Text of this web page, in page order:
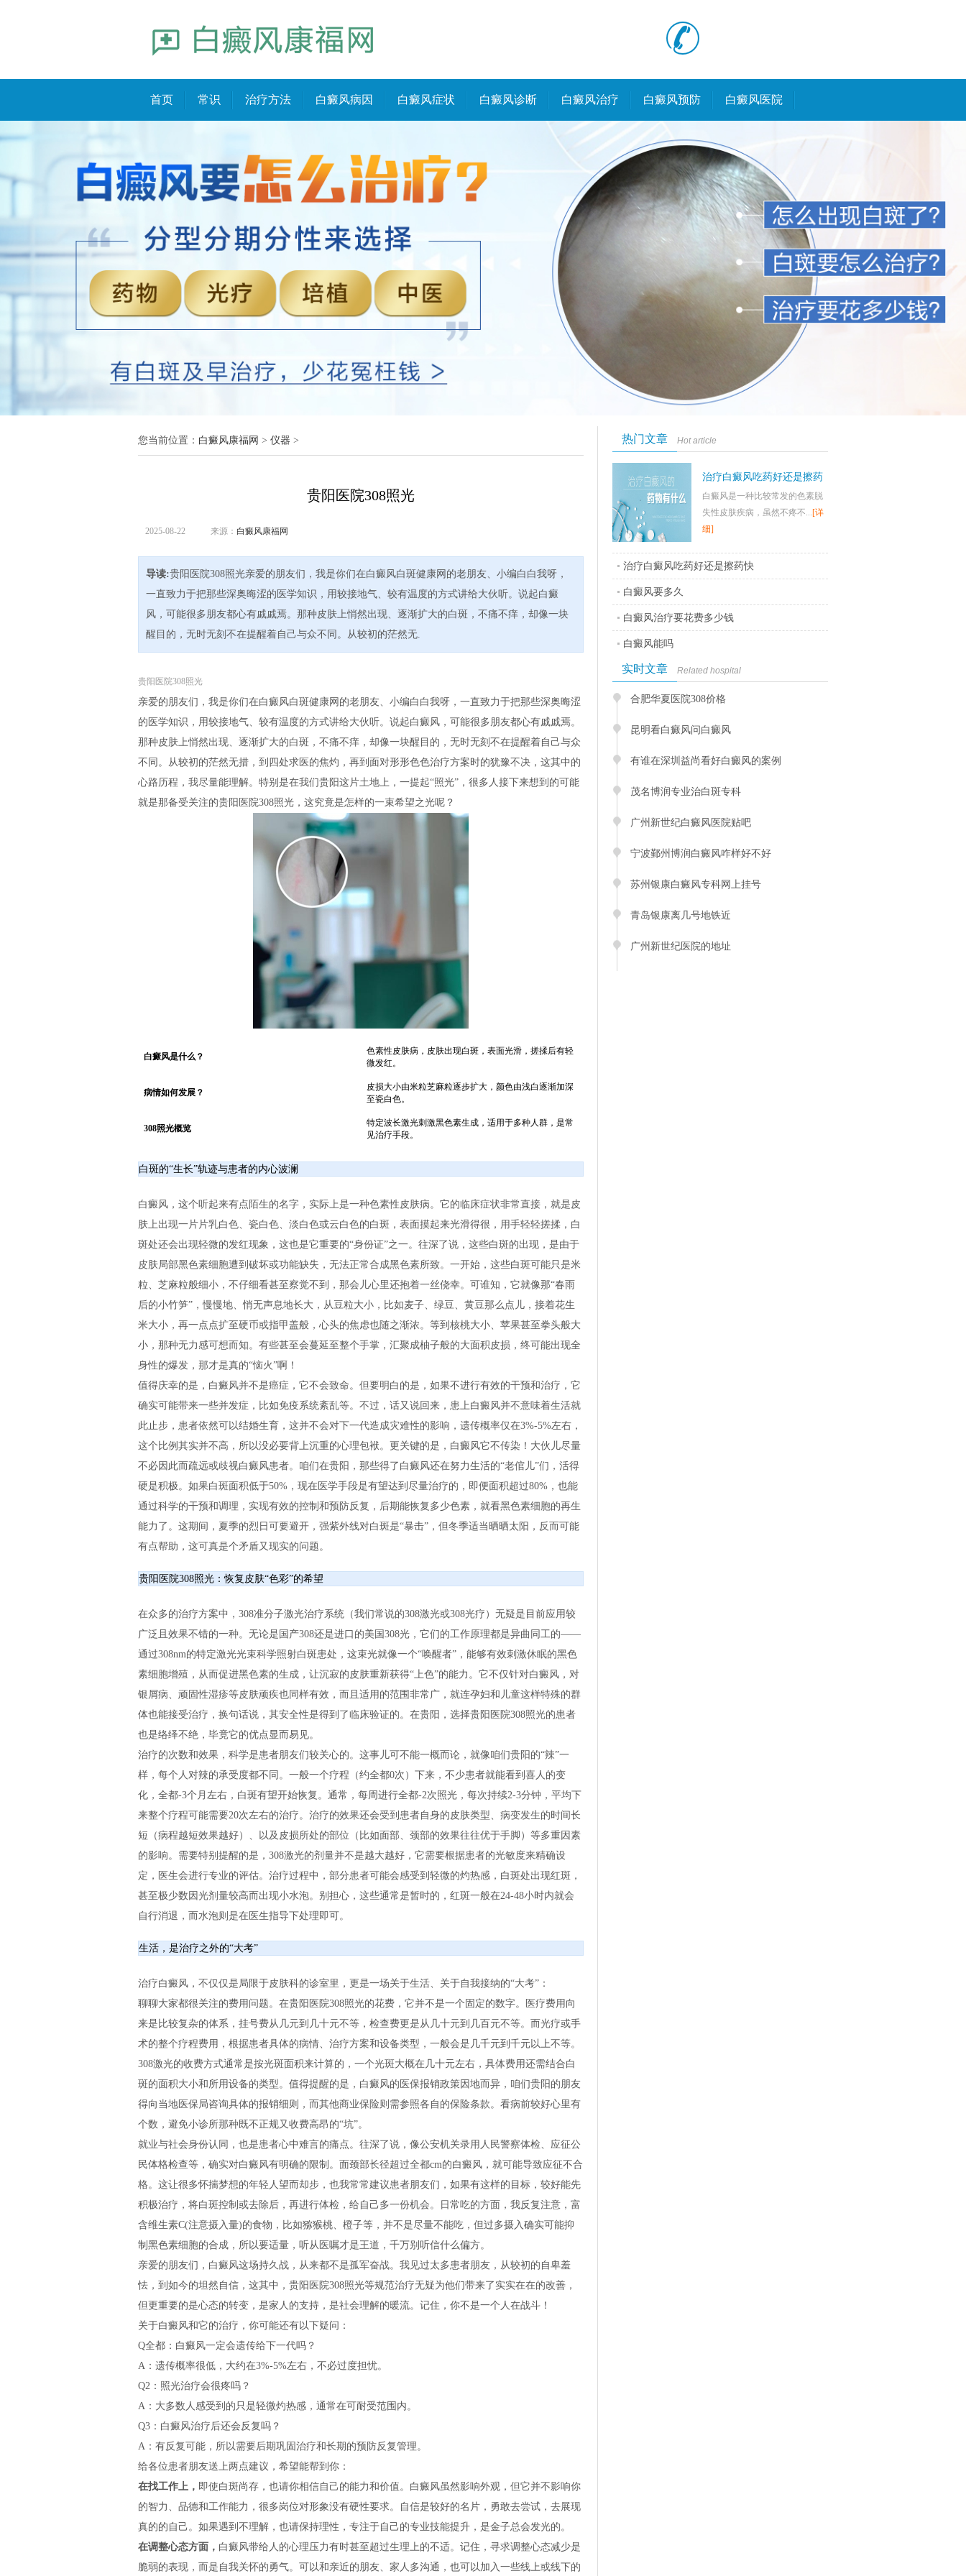
首页 常识 治疗方法 白癜风病因 白癜风症状 白癜风诊断 白癜风治疗 白癜风预防 白癜风医院
您当前位置： 白癜风康福网 > 仪器 >
贵阳医院308照光
2025-08-22 来源： 白癜风康福网
导读:贵阳医院308照光亲爱的朋友们，我是你们在白癜风白斑健康网的老朋友、小编白白我呀，
一直致力于把那些深奥晦涩的医学知识，用较接地气、较有温度的方式讲给大伙听。说起白癜
风，可能很多朋友都心有戚戚焉。那种皮肤上悄然出现、逐渐扩大的白斑，不痛不痒，却像一块
醒目的，无时无刻不在提醒着自己与众不同。从较初的茫然无.
贵阳医院308照光
亲爱的朋友们，我是你们在白癜风白斑健康网的老朋友、小编白白我呀，一直致力于把那些深奥晦涩
的医学知识，用较接地气、较有温度的方式讲给大伙听。说起白癜风，可能很多朋友都心有戚戚焉。
那种皮肤上悄然出现、逐渐扩大的白斑，不痛不痒，却像一块醒目的，无时无刻不在提醒着自己与众
不同。从较初的茫然无措，到四处求医的焦灼，再到面对形形色色治疗方案时的犹豫不决，这其中的
心路历程，我尽量能理解。特别是在我们贵阳这片土地上，一提起“照光”，很多人接下来想到的可能
就是那备受关注的贵阳医院308照光，这究竟是怎样的一束希望之光呢？
白癜风是什么？
色素性皮肤病，皮肤出现白斑，表面光滑，搓揉后有轻
微发红。
病情如何发展？
皮损大小由米粒芝麻粒逐步扩大，颜色由浅白逐渐加深
至瓷白色。
308照光概览
特定波长激光刺激黑色素生成，适用于多种人群，是常
见治疗手段。
白斑的“生长”轨迹与患者的内心波澜
白癜风，这个听起来有点陌生的名字，实际上是一种色素性皮肤病。它的临床症状非常直接，就是皮
肤上出现一片片乳白色、瓷白色、淡白色或云白色的白斑，表面摸起来光滑得很，用手轻轻搓揉，白
斑处还会出现轻微的发红现象，这也是它重要的“身份证”之一。往深了说，这些白斑的出现，是由于
皮肤局部黑色素细胞遭到破坏或功能缺失，无法正常合成黑色素所致。一开始，这些白斑可能只是米
粒、芝麻粒般细小，不仔细看甚至察觉不到，那会儿心里还抱着一丝侥幸。可谁知，它就像那“春雨
后的小竹笋”，慢慢地、悄无声息地长大，从豆粒大小，比如麦子、绿豆、黄豆那么点儿，接着花生
米大小，再一点点扩至硬币或指甲盖般，心头的焦虑也随之渐浓。等到核桃大小、苹果甚至拳头般大
小，那种无力感可想而知。有些甚至会蔓延至整个手掌，汇聚成柚子般的大面积皮损，终可能出现全
身性的爆发，那才是真的“恼火”啊！
值得庆幸的是，白癜风并不是癌症，它不会致命。但要明白的是，如果不进行有效的干预和治疗，它
确实可能带来一些并发症，比如免疫系统紊乱等。不过，话又说回来，患上白癜风并不意味着生活就
此止步，患者依然可以结婚生育，这并不会对下一代造成灾难性的影响，遗传概率仅在3%-5%左右，
这个比例其实并不高，所以没必要背上沉重的心理包袱。更关键的是，白癜风它不传染！大伙儿尽量
不必因此而疏远或歧视白癜风患者。咱们在贵阳，那些得了白癜风还在努力生活的“老倌儿”们，活得
硬是积极。如果白斑面积低于50%，现在医学手段是有望达到尽量治疗的，即便面积超过80%，也能
通过科学的干预和调理，实现有效的控制和预防反复，后期能恢复多少色素，就看黑色素细胞的再生
能力了。这期间，夏季的烈日可要避开，强紫外线对白斑是“暴击”，但冬季适当晒晒太阳，反而可能
有点帮助，这可真是个矛盾又现实的问题。
贵阳医院308照光：恢复皮肤“色彩”的希望
在众多的治疗方案中，308准分子激光治疗系统（我们常说的308激光或308光疗）无疑是目前应用较
广泛且效果不错的一种。无论是国产308还是进口的美国308光，它们的工作原理都是异曲同工的——
通过308nm的特定激光光束科学照射白斑患处，这束光就像一个“唤醒者”，能够有效刺激休眠的黑色
素细胞增殖，从而促进黑色素的生成，让沉寂的皮肤重新获得“上色”的能力。它不仅针对白癜风，对
银屑病、顽固性湿疹等皮肤顽疾也同样有效，而且适用的范围非常广，就连孕妇和儿童这样特殊的群
体也能接受治疗，换句话说，其安全性是得到了临床验证的。在贵阳，选择贵阳医院308照光的患者
也是络绎不绝，毕竟它的优点显而易见。
治疗的次数和效果，科学是患者朋友们较关心的。这事儿可不能一概而论，就像咱们贵阳的“辣”一
样，每个人对辣的承受度都不同。一般一个疗程（约全都0次）下来，不少患者就能看到喜人的变
化，全都-3个月左右，白斑有望开始恢复。通常，每周进行全都-2次照光，每次持续2-3分钟，平均下
来整个疗程可能需要20次左右的治疗。治疗的效果还会受到患者自身的皮肤类型、病变发生的时间长
短（病程越短效果越好）、以及皮损所处的部位（比如面部、颈部的效果往往优于手脚）等多重因素
的影响。需要特别提醒的是，308激光的剂量并不是越大越好，它需要根据患者的光敏度来精确设
定，医生会进行专业的评估。治疗过程中，部分患者可能会感受到轻微的灼热感，白斑处出现红斑，
甚至极少数因光剂量较高而出现小水泡。别担心，这些通常是暂时的，红斑一般在24-48小时内就会
自行消退，而水泡则是在医生指导下处理即可。
生活，是治疗之外的“大考”
治疗白癜风，不仅仅是局限于皮肤科的诊室里，更是一场关于生活、关于自我接纳的“大考”：
聊聊大家都很关注的费用问题。在贵阳医院308照光的花费，它并不是一个固定的数字。医疗费用向
来是比较复杂的体系，挂号费从几元到几十元不等，检查费更是从几十元到几百元不等。而光疗或手
术的整个疗程费用，根据患者具体的病情、治疗方案和设备类型，一般会是几千元到千元以上不等。
308激光的收费方式通常是按光斑面积来计算的，一个光斑大概在几十元左右，具体费用还需结合白
斑的面积大小和所用设备的类型。值得提醒的是，白癜风的医保报销政策因地而异，咱们贵阳的朋友
得向当地医保局咨询具体的报销细则，而其他商业保险则需参照各自的保险条款。看病前较好心里有
个数，避免小诊所那种既不正规又收费高昂的“坑”。
就业与社会身份认同，也是患者心中难言的痛点。往深了说，像公安机关录用人民警察体检、应征公
民体格检查等，确实对白癜风有明确的限制。面颈部长径超过全都cm的白癜风，就可能导致应征不合
格。这让很多怀揣梦想的年轻人望而却步，也我常常建议患者朋友们，如果有这样的目标，较好能先
积极治疗，将白斑控制或去除后，再进行体检，给自己多一份机会。日常吃的方面，我反复注意，富
含维生素C(注意摄入量)的食物，比如猕猴桃、橙子等，并不是尽量不能吃，但过多摄入确实可能抑
制黑色素细胞的合成，所以要适量，听从医嘱才是王道，千万别听信什么偏方。
亲爱的朋友们，白癜风这场持久战，从来都不是孤军奋战。我见过太多患者朋友，从较初的自卑羞
怯，到如今的坦然自信，这其中，贵阳医院308照光等规范治疗无疑为他们带来了实实在在的改善，
但更重要的是心态的转变，是家人的支持，是社会理解的暖流。记住，你不是一个人在战斗！
关于白癜风和它的治疗，你可能还有以下疑问：
Q全都：白癜风一定会遗传给下一代吗？
A：遗传概率很低，大约在3%-5%左右，不必过度担忧。
Q2：照光治疗会很疼吗？
A：大多数人感受到的只是轻微灼热感，通常在可耐受范围内。
Q3：白癜风治疗后还会反复吗？
A：有反复可能，所以需要后期巩固治疗和长期的预防反复管理。
给各位患者朋友送上两点建议，希望能帮到你：
在找工作上， 即使白斑尚存，也请你相信自己的能力和价值。白癜风虽然影响外观，但它并不影响你
的智力、品德和工作能力，很多岗位对形象没有硬性要求。自信是较好的名片，勇敢去尝试，去展现
真的的自己。如果遇到不理解，也请保持理性，专注于自己的专业技能提升，是金子总会发光的。
在调整心态方面， 白癜风带给人的心理压力有时甚至超过生理上的不适。记住，寻求调整心态减少是
脆弱的表现，而是自我关怀的勇气。可以和亲近的朋友、家人多沟通，也可以加入一些线上或线下的
热门文章 Hot article
治疗白癜风吃药好还是擦药
快
白癜风是一种比较常发的色素脱
失性皮肤疾病，虽然不疼不...[详
细]
治疗白癜风吃药好还是擦药快
白癜风要多久
白癜风治疗要花费多少钱
白癜风能吗
实时文章 Related hospital
合肥华夏医院308价格
昆明看白癜风问白癜风
有谁在深圳益尚看好白癜风的案例
茂名博润专业治白斑专科
广州新世纪白癜风医院贴吧
宁波鄞州博润白癜风咋样好不好
苏州银康白癜风专科网上挂号
青岛银康离几号地铁近
广州新世纪医院的地址